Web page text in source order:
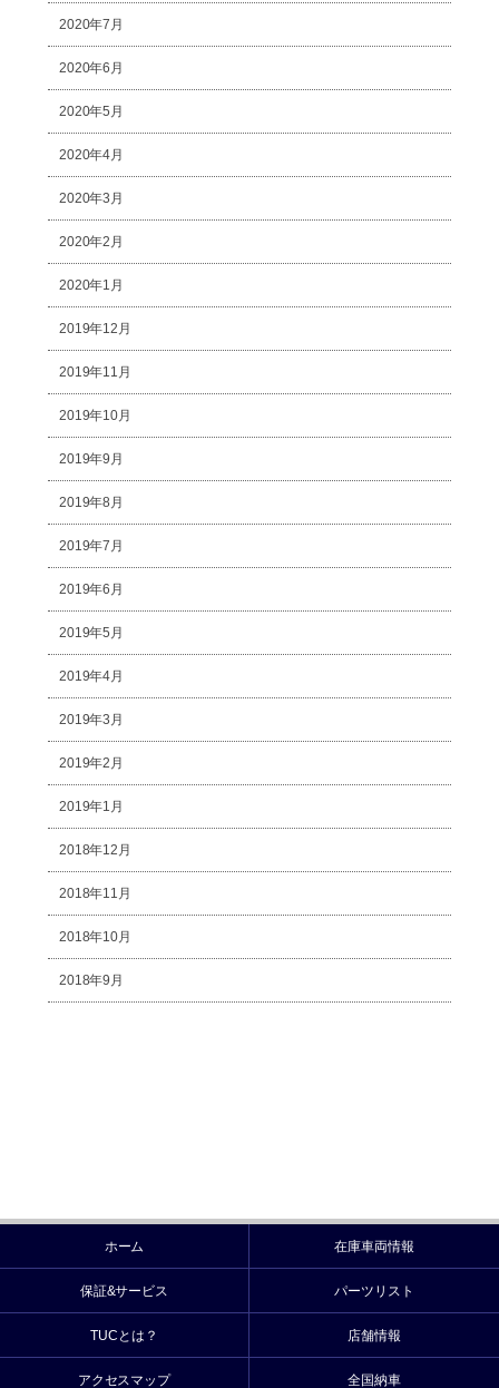
2020年7月
2020年6月
2020年5月
2020年4月
2020年3月
2020年2月
2020年1月
2019年12月
2019年11月
2019年10月
2019年9月
2019年8月
2019年7月
2019年6月
2019年5月
2019年4月
2019年3月
2019年2月
2019年1月
2018年12月
2018年11月
2018年10月
2018年9月
ホーム 在庫車両情報
保証&サービス パーツリスト
TUCとは？ 店舗情報
アクセスマップ 全国納車